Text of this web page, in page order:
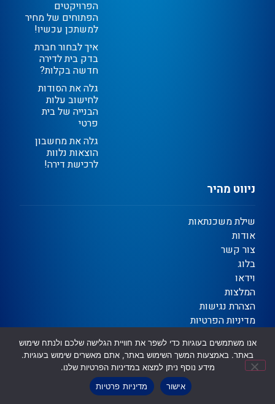
ניווט מהיר
שילת משכנתאות
אודות
צור קשר
בלוג
וידאו
המלצות
הצהרת נגישות
מדיניות הפרטיות
הפרויקטים
הפתוחים של מחיר
למשתכן עכשיו!
איך לבחור חברת
בדק בית לדירה
חדשה בקלות?
גלה את הסודות
לחישוב עלות
הבנייה של בית
פרטי
גלה את מחשבון
הוצאות נלוות
לרכישת דירה!
שיווק דיגיטלי לעסקים ✦ OTORiTi DIGITAL
אנו משתמשים בעוגיות כדי לשפר את חוויית הגלישה שלכם ולנתח שימוש
באתר. באמצעות המשך השימוש באתר, אתם מאשרים שימוש בעוגיות.
מידע נוסף ניתן למצוא במדיניות הפרטיות שלנו.
אישור
מדיניות פרטיות